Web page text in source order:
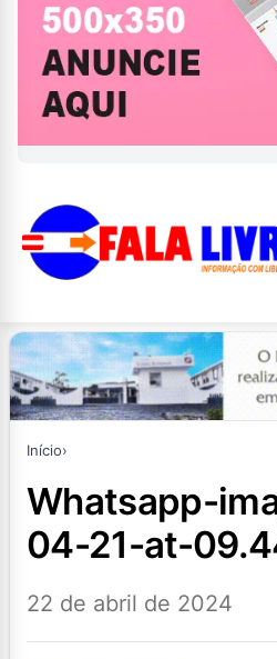
Início›
whatsapp-image-2024-
04-21-at-
22 de abril de 2024